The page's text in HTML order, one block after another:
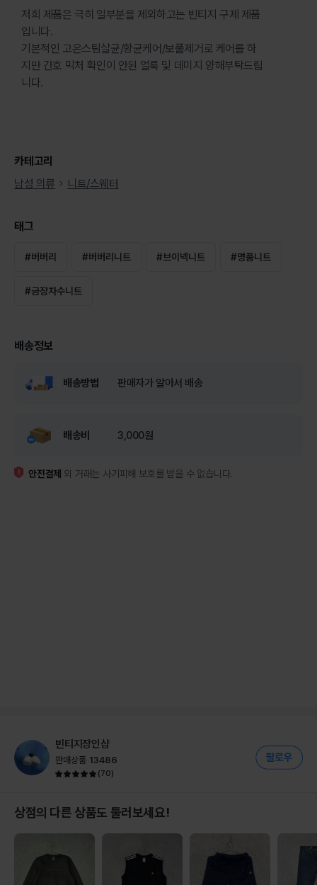
저희 제품은 극히 일부분을 제외하고는 빈티지 구제 제품
입니다.
기본적인 고온스팀살균/항균케어/보풀제거로 케어를 하
지만 간호 믹처 확인이 안된 얼룩 및 데미지 양해부탁드립
니다.
카테고리
남성 의류
니트/스웨터
태그
#버버리 #버버리니트 #브이넥니트 #명품니트
#금장자수니트
배송정보
배송방법 판매자가 알아서 배송
배송비 3,000원
안전결제 외 거래는 사기피해 보호를 받을 수 없습니다.
빈티지장인샵
판매상품 13486
(70)
상점의 다른 상품도 둘러보세요!